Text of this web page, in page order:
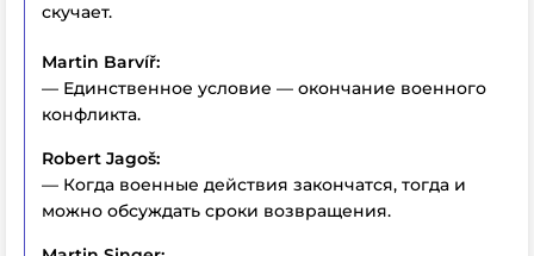
скучает.
Martin Barvíř:
— Единственное условие — окончание военного
конфликта.
Robert Jagoš:
— Когда военные действия закончатся, тогда и
можно обсуждать сроки возвращения.